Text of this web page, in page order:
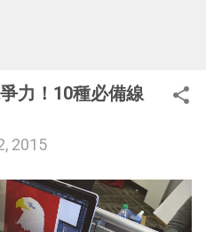
力！10種必備線
2015